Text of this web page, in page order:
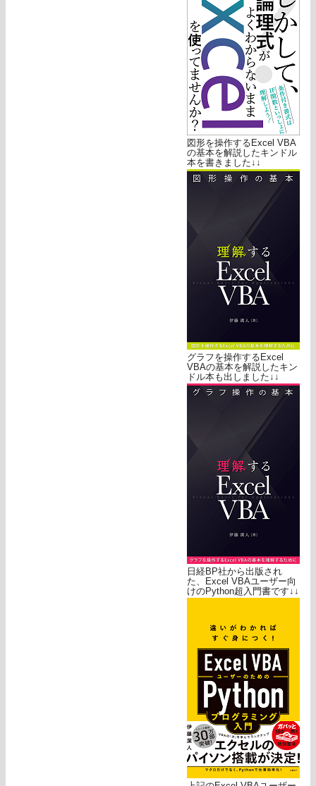
図形を操作するExcel VBA
の基本を解説したキンドル
本を書きました↓↓
グラフを操作するExcel
VBAの基本を解説したキン
ドル本も出しました↓↓
日経BP社から出版され
た、Excel VBAユーザー向
けのPython超入門書です↓↓